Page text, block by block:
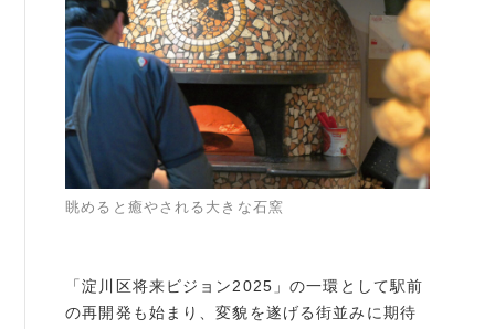
眺めると癒やされる大きな石窯
「淀川区将来ビジョン2025」の一環として駅前
の再開発も始まり、変貌を遂げる街並みに期待